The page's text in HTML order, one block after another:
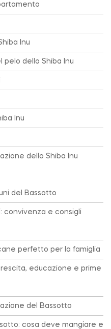
Inu
dello Shiba Inu
Inu
dello Shiba Inu
del Bassotto
convivenza e consigli
perfetto per la famiglia
educazione e prime
del Bassotto
cosa deve mangiare e